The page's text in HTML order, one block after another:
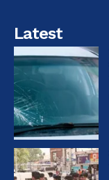
Latest